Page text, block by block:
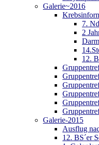
Galerie~2016
7.
2
12.
Galerie-2015
Ausflug
12. BS´er